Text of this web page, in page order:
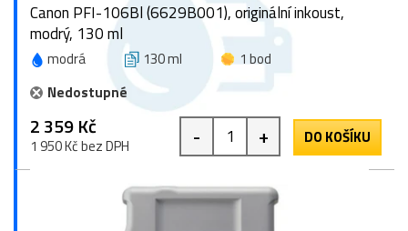
Canon PFI-106Bl (6629B001), originální inkoust,
modrý, 130 ml
modrá 130 ml
1 bod
Nedostupné
2 359 Kč
1 950 Kč bez DPH - + DO KOŠÍKU